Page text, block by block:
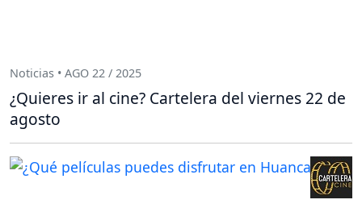
Noticias • AGO 22 / 2025
¿Quieres ir al cine? Cartelera del viernes 22 de
agosto